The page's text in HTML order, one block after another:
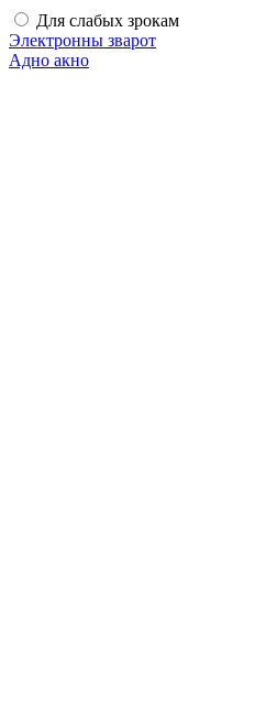
Для слабых зрокам
Электронны зварот
Адно акно